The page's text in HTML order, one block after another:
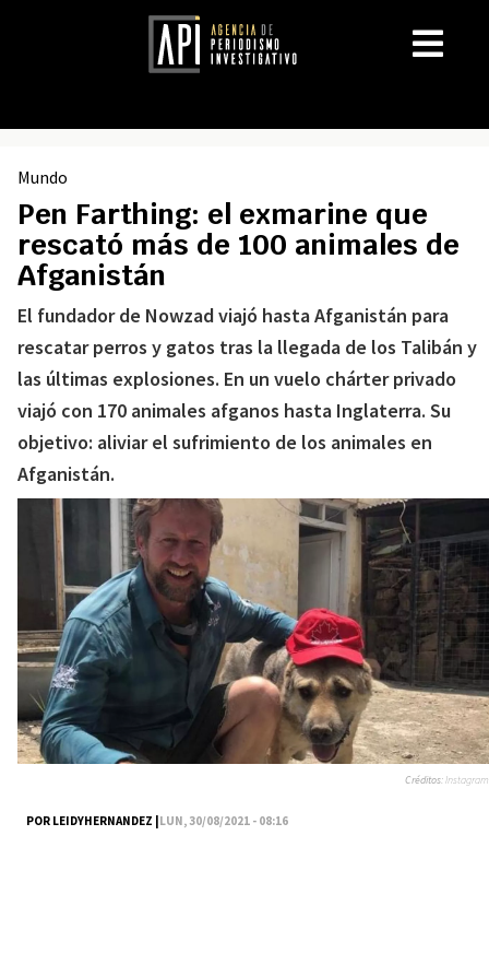
Mundo
Pen Farthing: el exmarine que
rescató más de 100 animales de
Afganistán
El fundador de Nowzad viajó hasta Afganistán para
rescatar perros y gatos tras la llegada de los Talibán y
las últimas explosiones. En un vuelo chárter privado
viajó con 170 animales afganos hasta Inglaterra. Su
objetivo: aliviar el sufrimiento de los animales en
Afganistán.
POR LEIDYHERNANDEZ |LUN, 30/08/2021 - 08:16
Créditos:Instagram